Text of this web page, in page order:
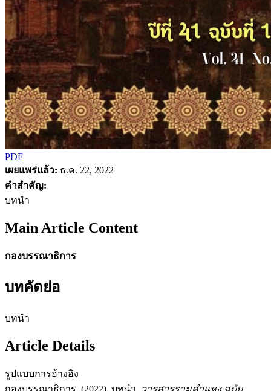
PDF
เผยแพร่แล้ว: ธ.ค. 22, 2022
คำสำคัญ:
บทนำ
Main Article Content
กองบรรณาธิการ
บทคัดย่อ
บทนำ
Article Details
รูปแบบการอ้างอิง